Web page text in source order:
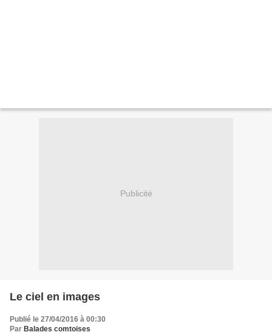
Publicité
Le ciel en images
Publié le 27/04/2016 à 00:30
Par Balades comtoises